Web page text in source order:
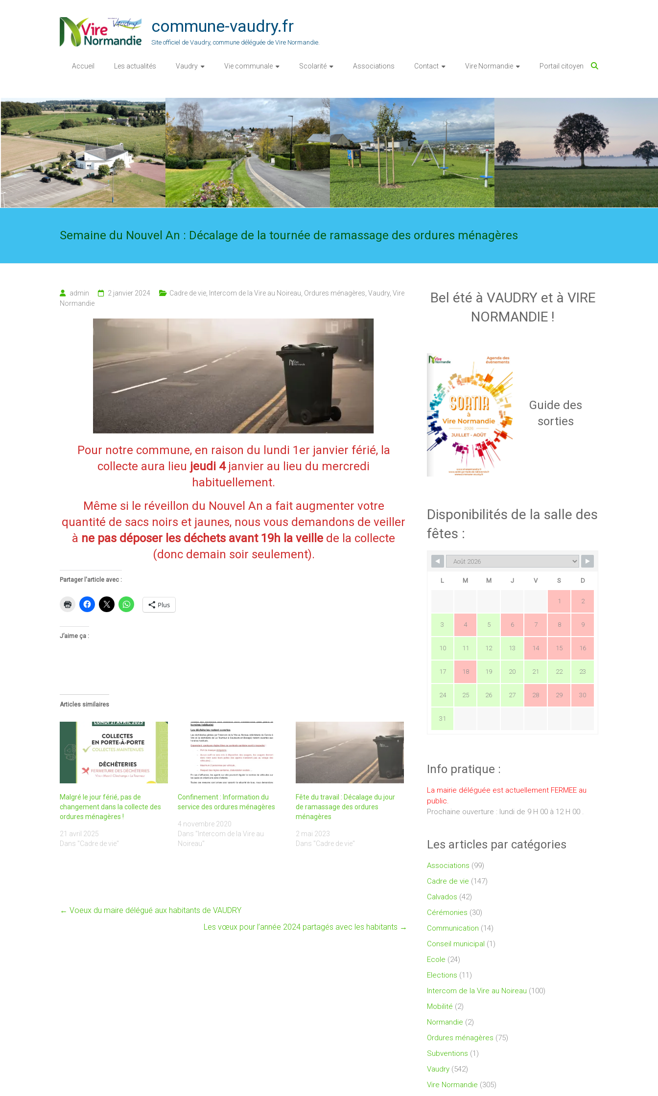
commune-vaudry.fr
Site officiel de Vaudry, commune déléguée de Vire Normandie.
Accueil Les actualités Vaudry Vie communale Scolarité Associations Contact Vire Normandie Portail citoyen
Semaine du Nouvel An : Décalage de la tournée de ramassage des ordures ménagères
admin 2 janvier 2024 Cadre de vie Intercom de la Vire au Noireau Ordures ménagères Vaudry, Vire
Normandie
Pour notre commune, en raison du lundi 1er janvier férié, la
collecte aura lieu jeudi 4 janvier au lieu du mercredi
habituellement.
Même si le réveillon du Nouvel An a fait augmenter votre
quantité de sacs noirs et jaunes, nous vous demandons de veiller
à ne pas déposer les déchets avant 19h la veille de la collecte
(donc demain soir seulement).
Partager l'article avec :
Plus
J’aime ça :
Articles similaires
Malgré le jour férié, pas de
changement dans la collecte des
ordures ménagères !
21 avril 2025
Dans "Cadre de vie"
Confinement : Information du
service des ordures ménagères
4 novembre 2020
Dans "Intercom de la Vire au
Noireau"
Fête du travail : Décalage du jour
de ramassage des ordures
ménagères
2 mai 2023
Dans "Cadre de vie"
← Voeux du maire délégué aux habitants de VAUDRY
Les vœux pour l’année 2024 partagés avec les habitants →
Bel été à VAUDRY et à VIRE
NORMANDIE !
Guide des
sorties
Disponibilités de la salle des
fêtes :
L M M J V S D
1 2
3 4 5 6 7 8 9
10 11 12 13 14 15 16
17 18 19 20 21 22 23
24 25 26 27 28 29 30
31
Info pratique :
La mairie déléguée est actuellement FERMEE au
public.
Prochaine ouverture : lundi de 9 H 00 à 12 H 00 .
Les articles par catégories
Associations (99)
Cadre de vie (147)
Calvados (42)
Cérémonies (30)
Communication (14)
Conseil municipal (1)
Ecole (24)
Elections (11)
Intercom de la Vire au Noireau (100)
Mobilité (2)
Normandie (2)
Ordures ménagères (75)
Subventions (1)
Vaudry (542)
Vire Normandie (305)